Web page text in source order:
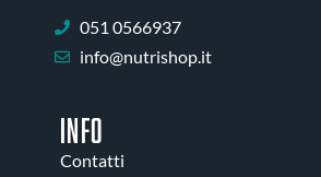
051 0566937
info@nutrishop.it
INFO
Contatti